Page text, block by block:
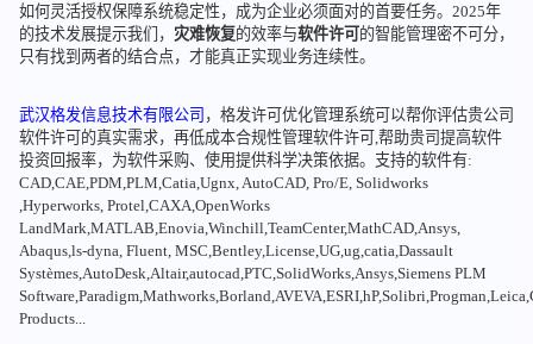
如何灵活授权保障系统稳定性，成为企业必须面对的首要任务。2025年
的技术发展提示我们， 灾难恢复的效率与软件许可 的智能管理密不可分，
只有找到两者的结合点，才能真正实现业务连续性。
武汉格发信息技术有限公司 ，格发许可优化管理系统可以帮你评估贵公司
软件许可的真实需求，再低成本合规性管理软件许可,帮助贵司提高软件
投资回报率，为软件采购、使用提供科学决策依据。支持的软件有:
CAD,CAE,PDM,PLM,Catia,Ugnx, AutoCAD, Pro/E, Solidworks
,Hyperworks, Protel,CAXA,OpenWorks
LandMark,MATLAB,Enovia,Winchill,TeamCenter,MathCAD,Ansys,
Abaqus,ls-dyna, Fluent, MSC,Bentley,License,UG,ug,catia,Dassault
Systèmes,AutoDesk,Altair,autocad,PTC,SolidWorks,Ansys,Siemens PLM
Products...